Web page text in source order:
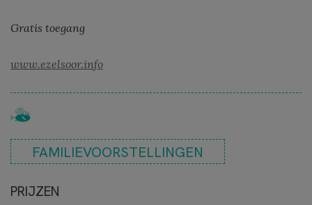
Gratis toegang
www.ezelsoor.info
FAMILIEVOORSTELLINGEN
PRIJZEN